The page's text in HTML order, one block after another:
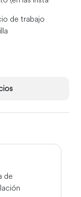
de trabajo
de